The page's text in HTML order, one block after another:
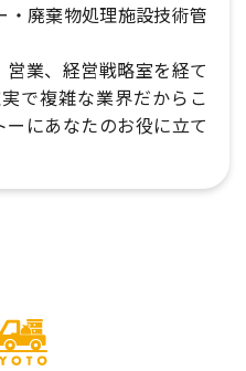
・廃棄物処理施設技術管
業、経営戦略室を経て
で複雑な業界だからこ
にあなたのお役に立て